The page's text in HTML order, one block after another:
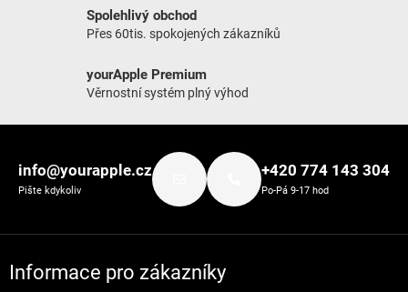
Spolehlivý obchod
Přes 60tis. spokojených zákazníků
yourApple Premium
Věrnostní systém plný výhod
info@yourapple.cz
Pište kdykoliv
+420 774 143 304
Po-Pá 9-17 hod
Informace pro zákazníky